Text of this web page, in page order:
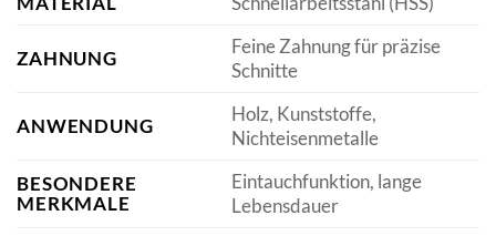
ZAHNUNG
Feine Zahnung für präzise
Schnitte
ANWENDUNG
Holz, Kunststoffe,
Nichteisenmetalle
BESONDERE
MERKMALE
Eintauchfunktion, lange
Lebensdauer